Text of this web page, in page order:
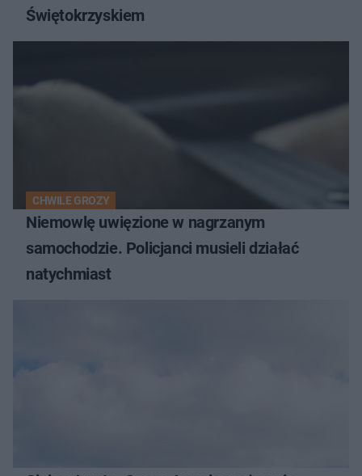
Świętokrzyskiem
CHWILE GROZY
Niemowlę uwięzione w nagrzanym
samochodzie. Policjanci musieli działać
natychmiast